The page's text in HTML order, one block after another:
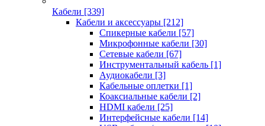
Кабели [339]
Кабели и аксессуары [212]
Спикерные кабели [57]
Микрофонные кабели [30]
Сетевые кабели [67]
Инструментальный кабель [1]
Аудиокабели [3]
Кабельные оплетки [1]
Коаксиальные кабели [2]
HDMI кабели [25]
Интерфейсные кабели [14]